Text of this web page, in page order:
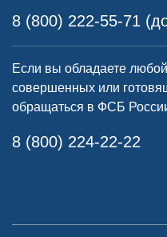
8 (800) 222-55-71
Если вы обладаете
совершенных или
обращаться в ФСБ
8 (800) 224-22-22